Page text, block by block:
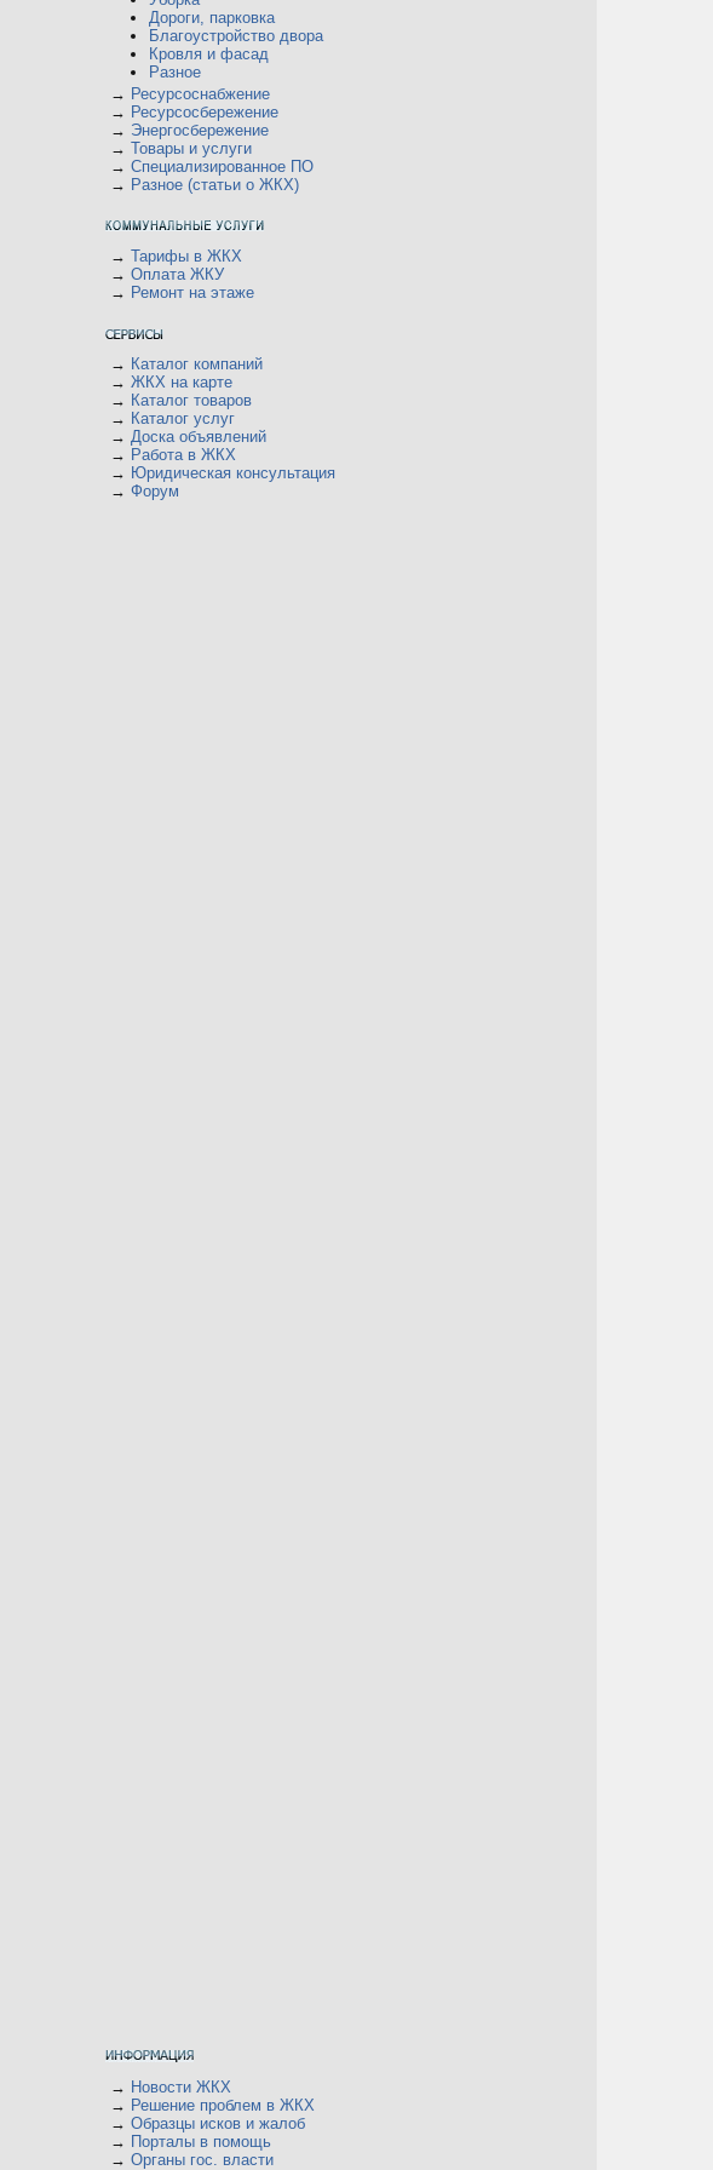
Дороги, парковка
Благоустройство двора
Кровля и фасад
Разное
→ Ресурсоснабжение
→ Ресурсосбережение
→ Энергосбережение
→ Товары и услуги
→ Специализированное ПО
→ Разное (статьи о ЖКХ)
→ Тарифы в ЖКХ
→ Оплата ЖКУ
→ Ремонт на этаже
→ Каталог компаний
→ ЖКХ на карте
→ Каталог товаров
→ Каталог услуг
→ Доска объявлений
→ Работа в ЖКХ
→ Юридическая консультация
→ Форум
→ Новости ЖКХ
→ Решение проблем в ЖКХ
→ Образцы исков и жалоб
→ Порталы в помощь
→ Органы гос. власти